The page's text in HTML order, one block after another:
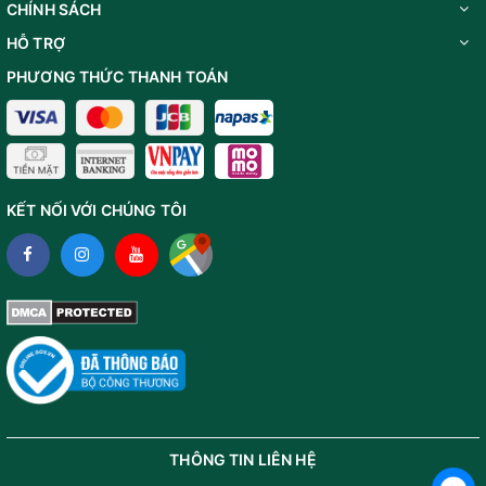
Sẽ không có quá nhiều thông tin hay nói đúng hơn là
tảng hiện tại. Thế những, theo phân tích của nhiều fan
CHÍNH SÁCH
HỖ TRỢ
PHƯƠNG THỨC THANH TOÁN
KẾT NỐI VỚI CHÚNG TÔI
THÔNG TIN LIÊN HỆ